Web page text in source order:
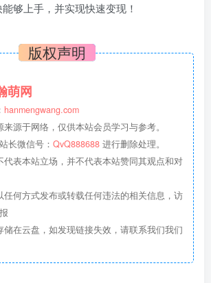
够上手，并实现快速变现！
版权声明
萌网
hanmengwang.com
源于网络，仅供本站会员学习与参考。
长微信号： QvQ888688 进行删除处理。
代表本站立场，并不代表本站赞同其观点和对
任何方式发布或转载任何违法的相关信息，访
储在云盘，如发现链接失效，请联系我们我们